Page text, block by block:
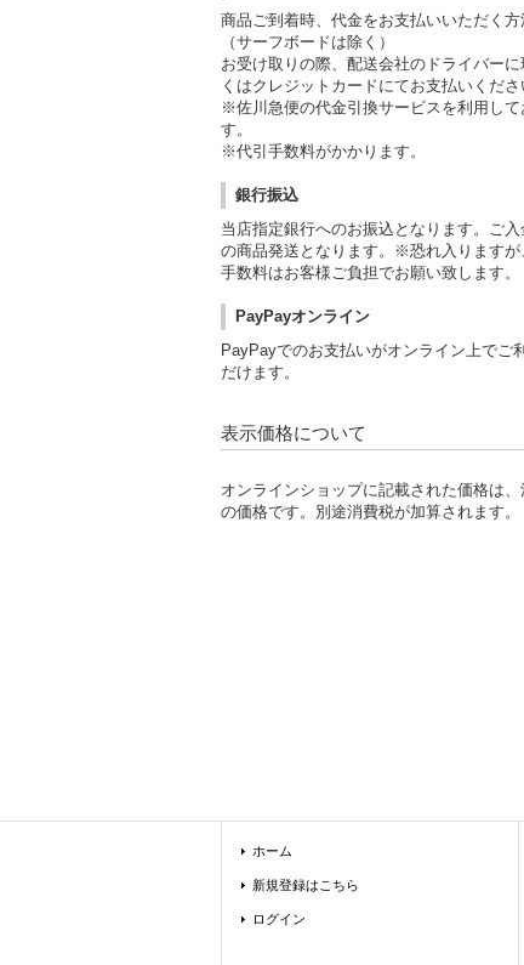
商品ご到着時、代金をお支払いいただく方
（サーフボードは除く）
お受け取りの際、配送会社のドライバーに
くはクレジットカードにてお支払いくださ
※佐川急便の代金引換サービスを利用して
す。
※代引手数料がかかります。
銀行振込
当店指定銀行へのお振込となります。ご入
の商品発送となります。※恐れ入りますが
手数料はお客様ご負担でお願い致します。
PayPayオンライン
PayPayでのお支払いがオンライン上でご
だけます。
表示価格について
オンラインショップに記載された価格は、
の価格です。別途消費税が加算されます。
ホーム
新規登録はこちら
ログイン